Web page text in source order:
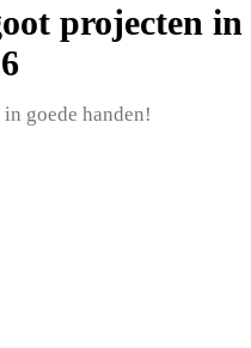
projecten in
goede handen!